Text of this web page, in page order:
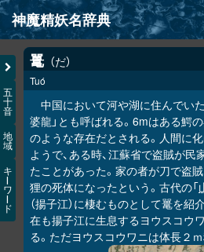
神魔精妖名辞典
NEWS
INFO
文献
検索
凖項目
画像資料便覧
LINK
五
十
音
地
域
キ
ワ
ド
鼍 だ
Tuó
中国において河や湖に住んでい
婆龍」とも呼ばれる。6mはある鰐
のような存在だとされる。人間に
ようで、ある時、江蘇省で盗賊が民
たことがあった。家の者が刀で盗
狸の死体になったという。古代の「
（揚子江）に棲むものとして鼍を紹
在も揚子江に生息するヨウスコウ
る。ただヨウスコウワニは体長２